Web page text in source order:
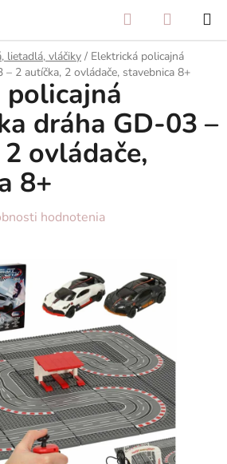
Hľadať
KOŠÍK
lietadlá, vláčiky / Elektrická policajná
2 autíčka, 2 ovládače, stavebnica 8+
policajná
dráha GD-03 –
ovládače,
8+
hodnotenia